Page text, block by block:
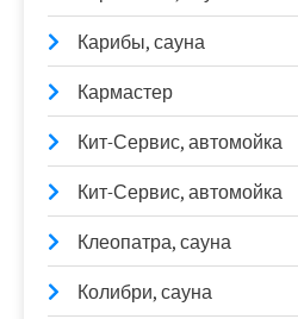
Карибы, сауна
Кармастер
Кит-Сервис, автомойка
Кит-Сервис, автомойка
Клеопатра, сауна
Колибри, сауна